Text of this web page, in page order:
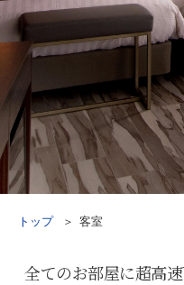
トップ 客室
全てのお部屋に超高